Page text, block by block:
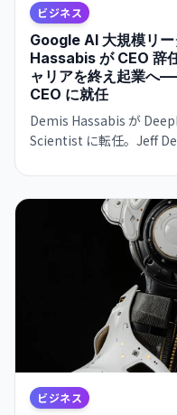
ビジネス
Google AI 大規模リ
Hassabis が CEO 辞
ャリアを終え起業
CEO に就任
Demis Hassabis が
Scientist に転任。Jeff
人材の同時流出が進む。
ビジネス